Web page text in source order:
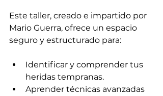
Este taller, creado e impartido por
Mario Guerra, ofrece un espacio
seguro y estructurado para:
Identificar y comprender tus
heridas tempranas.
Aprender técnicas avanzadas